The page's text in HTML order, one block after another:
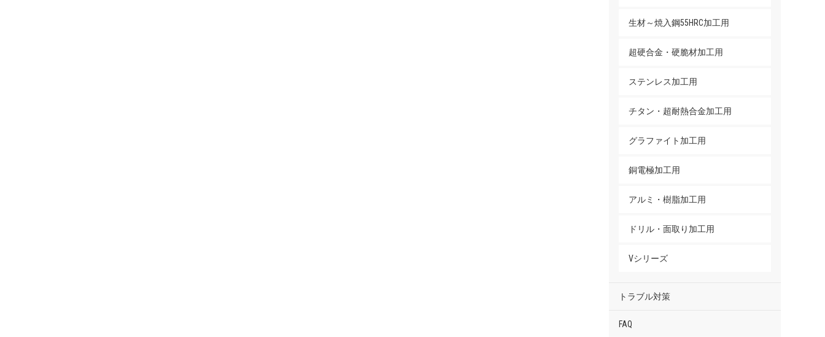
生材～焼入鋼55HRC加工用
超硬合金・硬脆材加工用
ステンレス加工用
チタン・超耐熱合金加工用
グラファイト加工用
銅電極加工用
アルミ・樹脂加工用
ドリル・面取り加工用
Vシリーズ
トラブル対策
FAQ